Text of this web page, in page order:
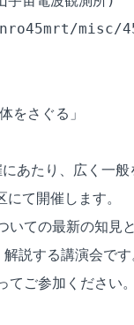
misc/
をさぐる」
あたり、広く一般
て開催します。
ての最新の知見
説する講演会です
ご参加ください。